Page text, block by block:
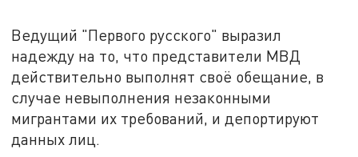
Ведущий "Первого русского" выразил
надежду на то, что представители МВД
действительно выполнят своё обещание, в
случае невыполнения незаконными
мигрантами их требований, и депортируют
данных лиц.